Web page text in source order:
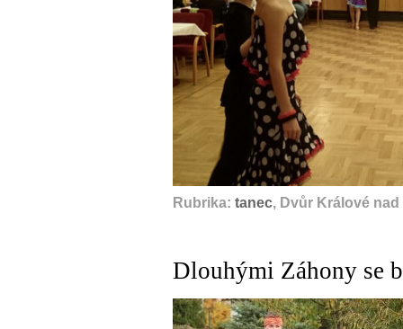
Rubrika: tanec, Dvůr Králové
Dlouhými Záhony se